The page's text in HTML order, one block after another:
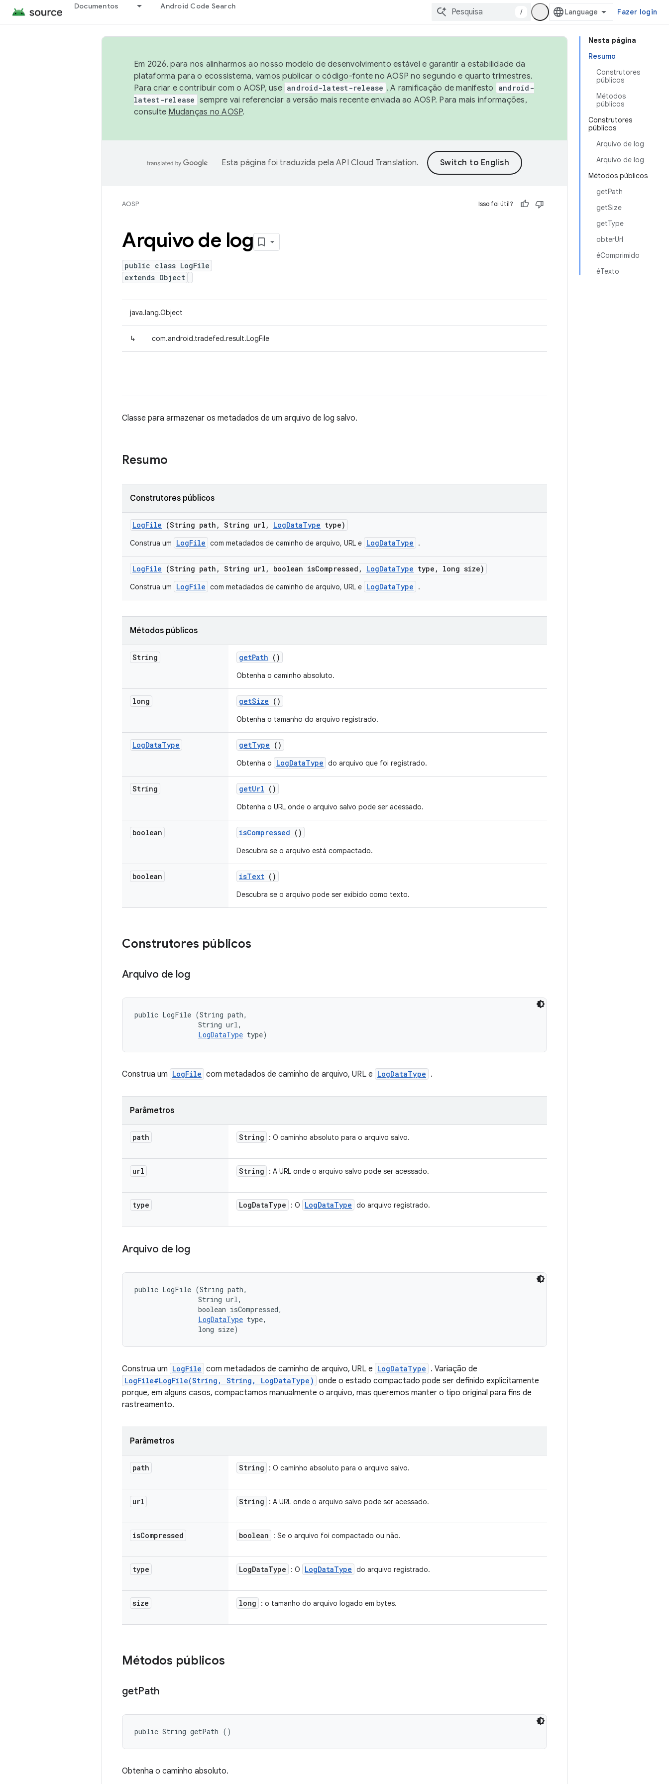
Documentos Android Code Search
/ Fazer login
Nesta página
Resumo
Construtores
públicos
Métodos
públicos
Construtores
públicos
Arquivo de log
Arquivo de log
Métodos públicos
getPath
getSize
getType
obterUrl
éComprimido
éTexto
Em 2026, para nos alinharmos ao nosso modelo de desenvolvimento estável e garantir a estabilidade da
plataforma para o ecossistema, vamos publicar o código-fonte no AOSP no segundo e quarto trimestres.
Para criar e contribuir com o AOSP, use android-latest-release . A ramificação de manifesto
android-
latest-release sempre vai referenciar a versão mais recente enviada ao AOSP. Para mais informações,
consulte Mudanças no AOSP.
Esta página foi traduzida pela API Cloud Translation.
AOSP Isso foi útil?
Arquivo de log
public class LogFile
extends Object
java.lang.Object
↳ com.android.tradefed.result.LogFile
Classe para armazenar os metadados de um arquivo de log salvo.
Resumo
Construtores públicos
LogFile (String path , String url , LogDataType type)
Construa um LogFile com metadados de caminho de arquivo, URL e LogDataType .
LogFile (String path , String url , boolean isCompressed , LogDataType type , long size)
Construa um LogFile com metadados de caminho de arquivo, URL e LogDataType .
Métodos públicos
String getPath ()
Obtenha o caminho absoluto.
long getSize ()
Obtenha o tamanho do arquivo registrado.
LogDataType getType ()
Obtenha o LogDataType do arquivo que foi registrado.
String getUrl ()
Obtenha o URL onde o arquivo salvo pode ser acessado.
boolean isCompressed ()
Descubra se o arquivo está compactado.
boolean isText ()
Descubra se o arquivo pode ser exibido como texto.
Construtores públicos
Arquivo de log
public LogFile (String path,
                String url,
LogDataType type)
Construa um LogFile com metadados de caminho de arquivo, URL e LogDataType .
Parâmetros
path String : O caminho absoluto para o arquivo salvo.
url String : A URL onde o arquivo salvo pode ser acessado.
type LogDataType : O LogDataType do arquivo registrado.
Arquivo de log
public LogFile (String path,
                String url,
                boolean isCompressed,
LogDataType type,
                long size)
Construa um LogFile com metadados de caminho de arquivo, URL e LogDataType . Variação de
LogFile#LogFile(String, String, LogDataType) onde o estado compactado pode ser definido explicitamente
porque, em alguns casos, compactamos manualmente o arquivo, mas queremos manter o tipo original para fins de
rastreamento.
Parâmetros
path String : O caminho absoluto para o arquivo salvo.
url String : A URL onde o arquivo salvo pode ser acessado.
isCompressed boolean : Se o arquivo foi compactado ou não.
type LogDataType : O LogDataType do arquivo registrado.
size long : o tamanho do arquivo logado em bytes.
Métodos públicos
getPath
public String getPath ()
Obtenha o caminho absoluto.